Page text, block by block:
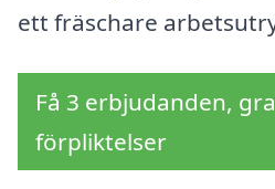
ett fräschare
Få 3 erbjudanden,
förpliktelser